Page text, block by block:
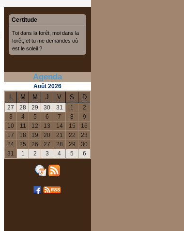
Certitude
Toi dans la forêt, moi dans la
forêt, et tu me demandes où
est le soleil ?
Agenda
Août 2026
M M J V S D
27 28 29 30 31 1
2
3
4 5 6 7 8
9
10
11 12 13 14 15
16
17
18 19 20 21 22
23
24
25 26 27 28 29
30
31
1 2 3 4 5 6